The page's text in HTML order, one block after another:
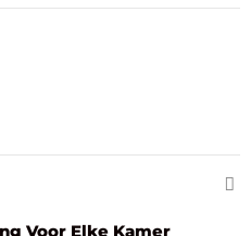
Voor Elke Kamer